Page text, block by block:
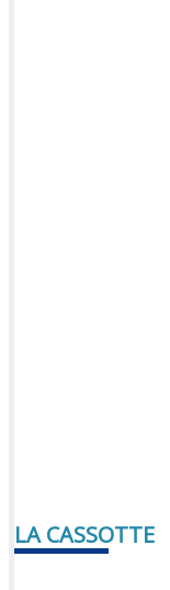
LA CASSOTTE